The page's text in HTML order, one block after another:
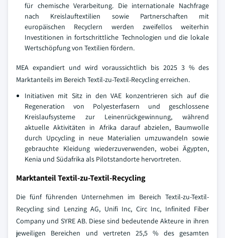
für chemische Verarbeitung. Die internationale Nachfrage
nach Kreislauftextilien sowie Partnerschaften mit
europäischen Recyclern werden zweifellos weiterhin
Investitionen in fortschrittliche Technologien und die lokale
Wertschöpfung von Textilien fördern.
MEA expandiert und wird voraussichtlich bis 2025 3 % des
Marktanteils im Bereich Textil-zu-Textil-Recycling erreichen.
Initiativen mit Sitz in den VAE konzentrieren sich auf die
Regeneration von Polyesterfasern und geschlossene
Kreislaufsysteme zur Leinenrückgewinnung, während
aktuelle Aktivitäten in Afrika darauf abzielen, Baumwolle
durch Upcycling in neue Materialien umzuwandeln sowie
gebrauchte Kleidung wiederzuverwenden, wobei Ägypten,
Kenia und Südafrika als Pilotstandorte hervortreten.
Marktanteil Textil-zu-Textil-Recycling
Die fünf führenden Unternehmen im Bereich Textil-zu-Textil-
Recycling sind Lenzing AG, Unifi Inc, Circ Inc, Infinited Fiber
Company und SYRE AB. Diese sind bedeutende Akteure in ihren
jeweiligen Bereichen und vertreten 25,5 % des gesamten